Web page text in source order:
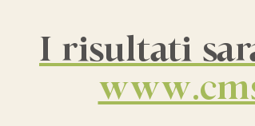
I risultati